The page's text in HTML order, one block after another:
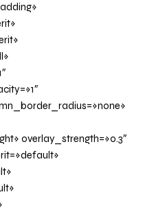
overlay_strength=»0.3″